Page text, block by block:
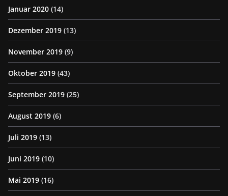
Januar 2020 (14)
Dezember 2019 (13)
November 2019 (9)
Oktober 2019 (43)
September 2019 (25)
August 2019 (6)
Juli 2019 (13)
Juni 2019 (10)
Mai 2019 (16)